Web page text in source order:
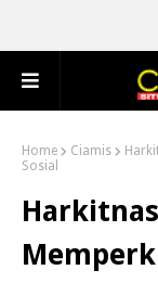
Home Ciamis
Sosial